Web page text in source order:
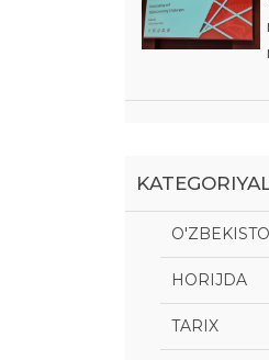
HORIJDA
TARIX